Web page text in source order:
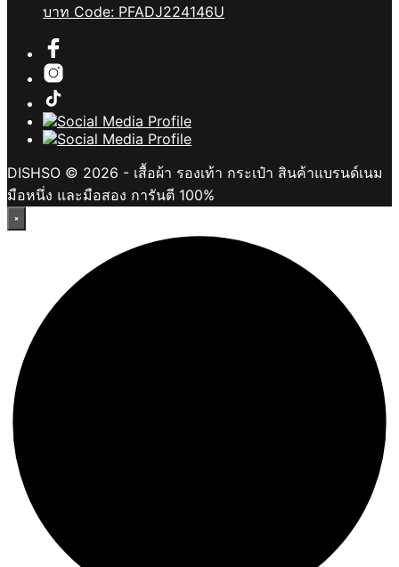
บาท Code: PFADJ224146U
DISHSO © 2026 - เสื้อผ้า รองเท้า กระเป๋า สินค้าแบรนด์เนม
มือหนึ่ง และมือสอง การันตี 100%
×